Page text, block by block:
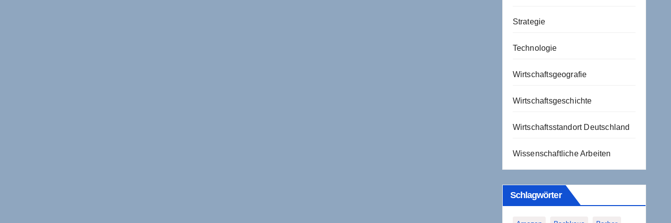
Strategie
Technologie
Wirtschaftsgeografie
Wirtschaftsgeschichte
Wirtschaftsstandort Deutschland
Wissenschaftliche Arbeiten
Schlagwörter